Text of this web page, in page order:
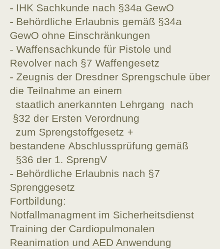
- IHK Sachkunde nach §34a GewO
- Behördliche Erlaubnis gemäß §34a
GewO ohne Einschränkungen
- Waffensachkunde für Pistole und
Revolver nach §7 Waffengesetz
- Zeugnis der Dresdner Sprengschule über
die Teilnahme an einem
staatlich anerkannten Lehrgang nach
§32 der Ersten Verordnung
zum Sprengstoffgesetz +
bestandene Abschlussprüfung gemäß
§36 der 1. SprengV
- Behördliche Erlaubnis nach §7
Sprenggesetz
Fortbildung:
Notfallmanagment im Sicherheitsdienst
Training der Cardiopulmonalen
Reanimation und AED Anwendung